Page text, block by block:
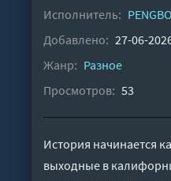
Исполнитель:
Добавлено: 27-06-
Жанр: Разное
Просмотров: 53
История начинается
выходные в